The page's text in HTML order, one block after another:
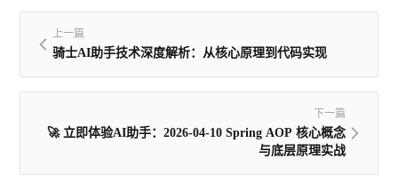
上一篇
骑士AI助手技术深度解析：从核心原理到代码实现
下一篇
🚀 立即体验AI助手：2026-04-10 Spring AOP 核心概念
与底层原理实战